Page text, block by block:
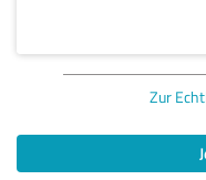
Zur